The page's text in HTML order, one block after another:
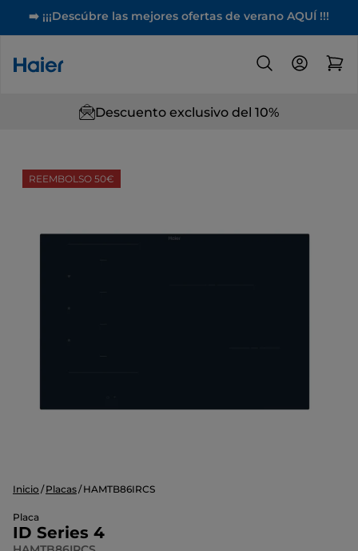
➡️ ¡¡¡Descúbre las mejores ofertas de verano AQUÍ !!!
Descuento exclusivo del 10%
REEMBOLSO 50€
Inicio Placas HAMTB86IRCS
Placa
ID Series 4